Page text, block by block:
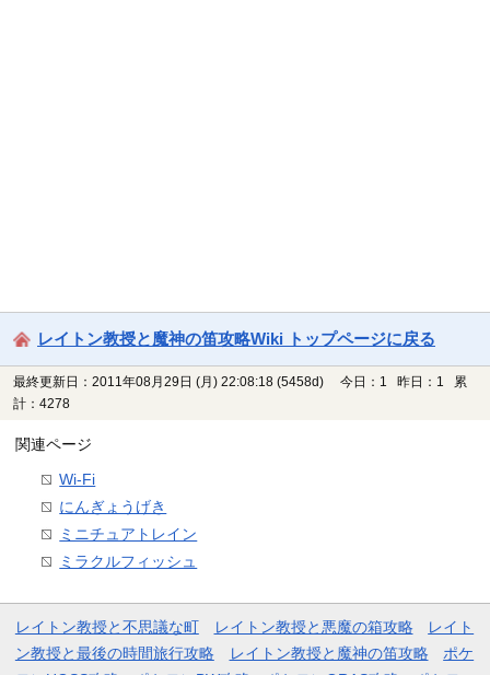
レイトン教授と魔神の笛攻略Wiki トップページに戻る
最終更新日：2011年08月29日 (月) 22:08:18 (5458d)
今日：1 昨日：1 累
計：4278
関連ページ
Wi-Fi
にんぎょうげき
ミニチュアトレイン
ミラクルフィッシュ
レイトン教授と不思議な町 レイトン教授と悪魔の箱攻略
レイト
ン教授と最後の時間旅行攻略
レイトン教授と魔神の笛攻略
ポケ